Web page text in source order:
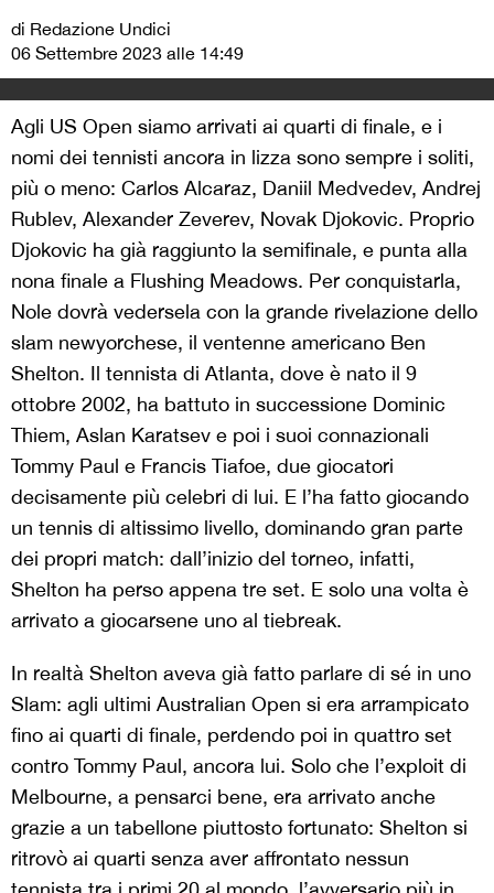
di Redazione Undici
06 Settembre 2023 alle 14:49
Agli US Open siamo arrivati ai quarti di finale, e i
nomi dei tennisti ancora in lizza sono sempre i soliti,
più o meno: Carlos Alcaraz, Daniil Medvedev, Andrej
Rublev, Alexander Zeverev, Novak Djokovic. Proprio
Djokovic ha già raggiunto la semifinale, e punta alla
nona finale a Flushing Meadows. Per conquistarla,
Nole dovrà vedersela con la grande rivelazione dello
slam newyorchese, il ventenne americano Ben
Shelton. Il tennista di Atlanta, dove è nato il 9
ottobre 2002, ha battuto in successione Dominic
Thiem, Aslan Karatsev e poi i suoi connazionali
Tommy Paul e Francis Tiafoe, due giocatori
decisamente più celebri di lui. E l’ha fatto giocando
un tennis di altissimo livello, dominando gran parte
dei propri match: dall’inizio del torneo, infatti,
Shelton ha perso appena tre set. E solo una volta è
arrivato a giocarsene uno al tiebreak.
In realtà Shelton aveva già fatto parlare di sé in uno
Slam: agli ultimi Australian Open si era arrampicato
fino ai quarti di finale, perdendo poi in quattro set
contro Tommy Paul, ancora lui. Solo che l’exploit di
Melbourne, a pensarci bene, era arrivato anche
grazie a un tabellone piuttosto fortunato: Shelton si
ritrovò ai quarti senza aver affrontato nessun